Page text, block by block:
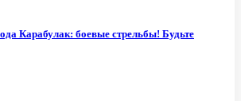
Карабулак: боевые стрельбы! Будьте